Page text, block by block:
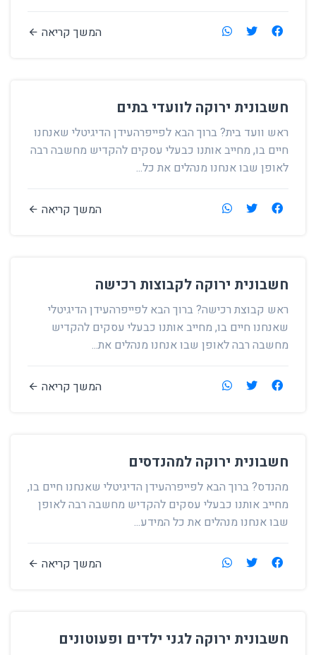
המשך קריאה
חשבונית ירוקה לוועדי בתים
ראש וועד בית? ברוך הבא לפייפרהעידן הדיגיטלי שאנחנו
חיים בו, מחייב אותנו כבעלי עסקים להקדיש מחשבה רבה
לאופן שבו אנחנו מנהלים את כל...
המשך קריאה
חשבונית ירוקה לקבוצות רכישה
ראש קבוצת רכישה? ברוך הבא לפייפרהעידן הדיגיטלי
שאנחנו חיים בו, מחייב אותנו כבעלי עסקים להקדיש
מחשבה רבה לאופן שבו אנחנו מנהלים את...
המשך קריאה
חשבונית ירוקה למהנדסים
מהנדס? ברוך הבא לפייפרהעידן הדיגיטלי שאנחנו חיים בו,
מחייב אותנו כבעלי עסקים להקדיש מחשבה רבה לאופן
שבו אנחנו מנהלים את כל המידע...
המשך קריאה
חשבונית ירוקה לגני ילדים ופעוטונים